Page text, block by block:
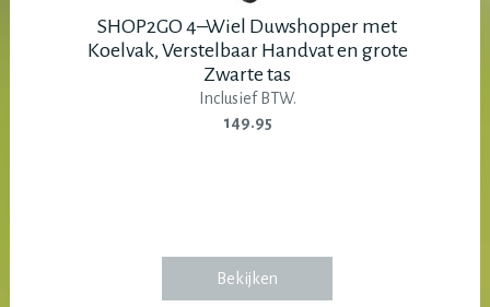
SHOP2GO 4–Wiel Duwshopper met
Koelvak, Verstelbaar Handvat en grote
Zwarte tas
Inclusief BTW.
149.95
Bekijken